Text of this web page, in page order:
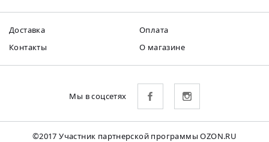
Доставка
Оплата
Контакты
О магазине
Мы в соцсетях
©2017 Участник партнерской программы OZON.RU